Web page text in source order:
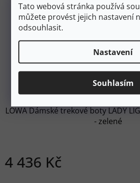
Tato webová stránka používá
můžete provést jejich nastavení
odsouhlasit.
Nastavení
Souhlasím
LOWA Dámské trekové boty LADY
- zelené
4 436 Kč